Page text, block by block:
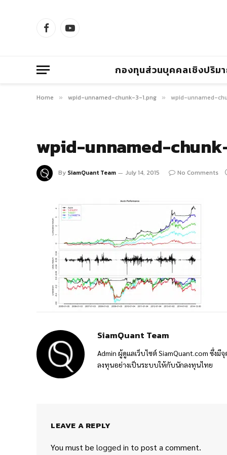
FacebookYouTube
กองทุนส่วนบุคคลเชิงปริม
Home » wpid-unnamed-chunk-3-1.png » wpid-unnamed-
wpid-unnamed-
By SiamQuant Team July 14, 2015 No Comments
SiamQuant Team
Admin ผู้ดูแลเว็บไซต์ SiamQuant.com ซึ่ง
ลงทุนอย่างเป็นระบบให้กับนักลงทุนไทย
LEAVE A REPLY
You must be logged in to post a comment.